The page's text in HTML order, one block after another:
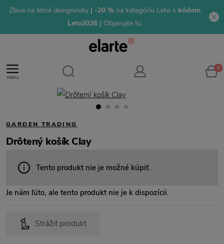
Zľava na letné designovky| -20 % na kategóriu Leto s kódom
Leto2026 | Objavujte tu
menu
0
GARDEN TRADING
Drôtený košík Clay
Tento produkt nie je možné kúpiť.
Je nám ľúto, ale tento produkt nie je k dispozícii.
Strážiť produkt